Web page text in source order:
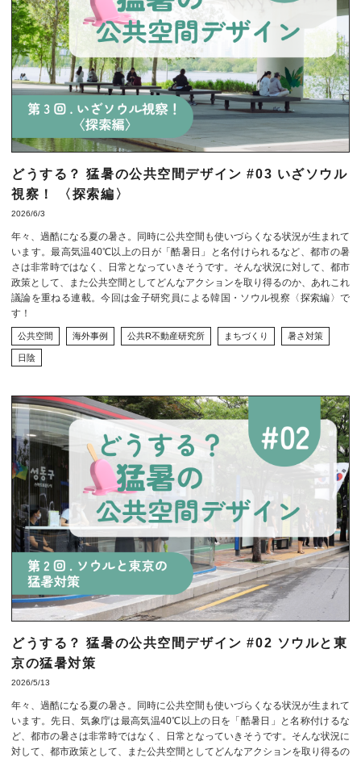
どうする？ 猛暑の公共空間デザイン #03 いざソウル
視察！ 〈探索編〉
2026/6/3
年々、過酷になる夏の暑さ。同時に公共空間も使いづらくなる状況が生まれて
います。最高気温40℃以上の日が「酷暑日」と名付けられるなど、都市の暑
さは非常時ではなく、日常となっていきそうです。そんな状況に対して、都市
政策として、また公共空間としてどんなアクションを取り得るのか、あれこれ
議論を重ねる連載。今回は金子研究員による韓国・ソウル視察〈探索編〉で
す！
公共空間 海外事例 公共R不動産研究所 まちづくり 暑さ対策
日陰
どうする？ 猛暑の公共空間デザイン #02 ソウルと東
京の猛暑対策
2026/5/13
年々、過酷になる夏の暑さ。同時に公共空間も使いづらくなる状況が生まれて
います。先日、気象庁は最高気温40℃以上の日を「酷暑日」と名称付けるな
ど、都市の暑さは非常時ではなく、日常となっていきそうです。そんな状況に
対して、都市政策として、また公共空間としてどんなアクションを取り得るの